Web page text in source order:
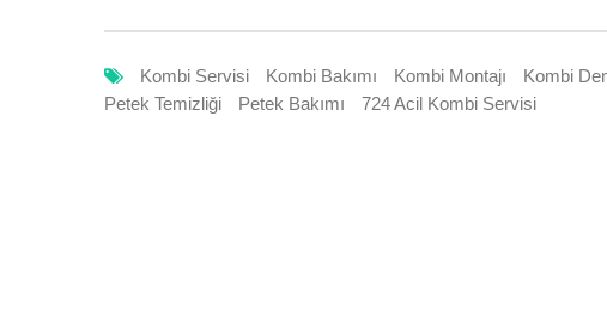
Kombi Servisi Kombi Bakımı Kombi Montajı Kombi
Petek Temizliği
Petek Bakımı 724 Acil Kombi Servisi